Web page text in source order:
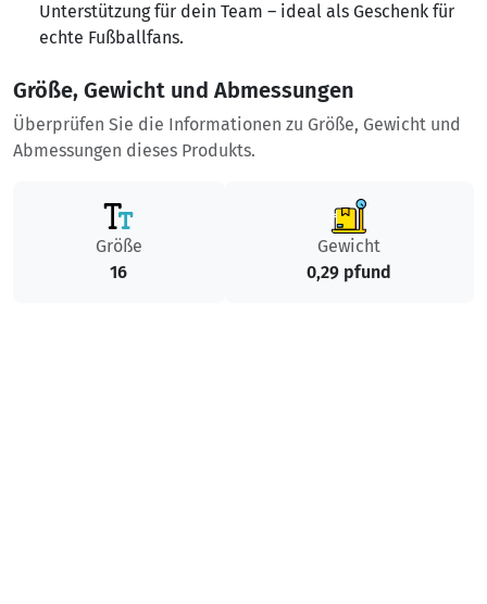
Unterstützung für dein Team – ideal als Geschenk für
echte Fußballfans.
Größe, Gewicht und Abmessungen
Überprüfen Sie die Informationen zu Größe, Gewicht und
Abmessungen dieses Produkts.
Größe
16
Gewicht
0,29 pfund